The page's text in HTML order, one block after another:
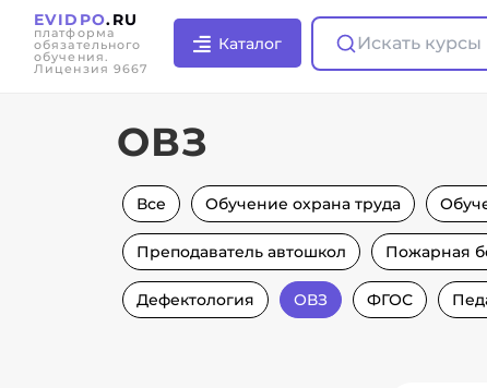
EVIDPO.RU
платформа
обязательного
обучения.
Лицензия 9667
Каталог Искать курсы
ОВЗ
Все Обучение охрана труда
Преподаватель автошкол Пожарная
Дефектология ОВЗ ФГОС